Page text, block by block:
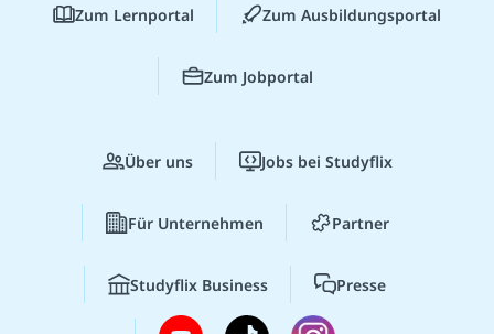
Zum Lernportal Zum Ausbildungsportal
Zum Jobportal
Über uns Jobs bei Studyflix
Für Unternehmen Partner
Studyflix Business Presse